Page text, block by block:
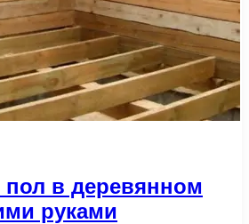
в деревянном
руками